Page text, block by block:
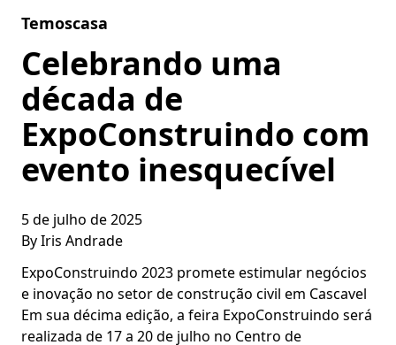
Temoscasa
Celebrando uma
década de
ExpoConstruindo com
evento inesquecível
5 de julho de 2025
ByIris Andrade
ExpoConstruindo 2023 promete estimular negócios
e inovação no setor de construção civil em Cascavel
Em sua décima edição, a feira ExpoConstruindo será
realizada de 17 a 20 de julho no Centro de